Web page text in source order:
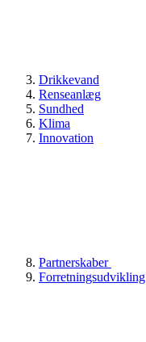
Drikkevand
Renseanlæg
Sundhed
Klima
Innovation
Partnerskaber
Forretningsudvikling